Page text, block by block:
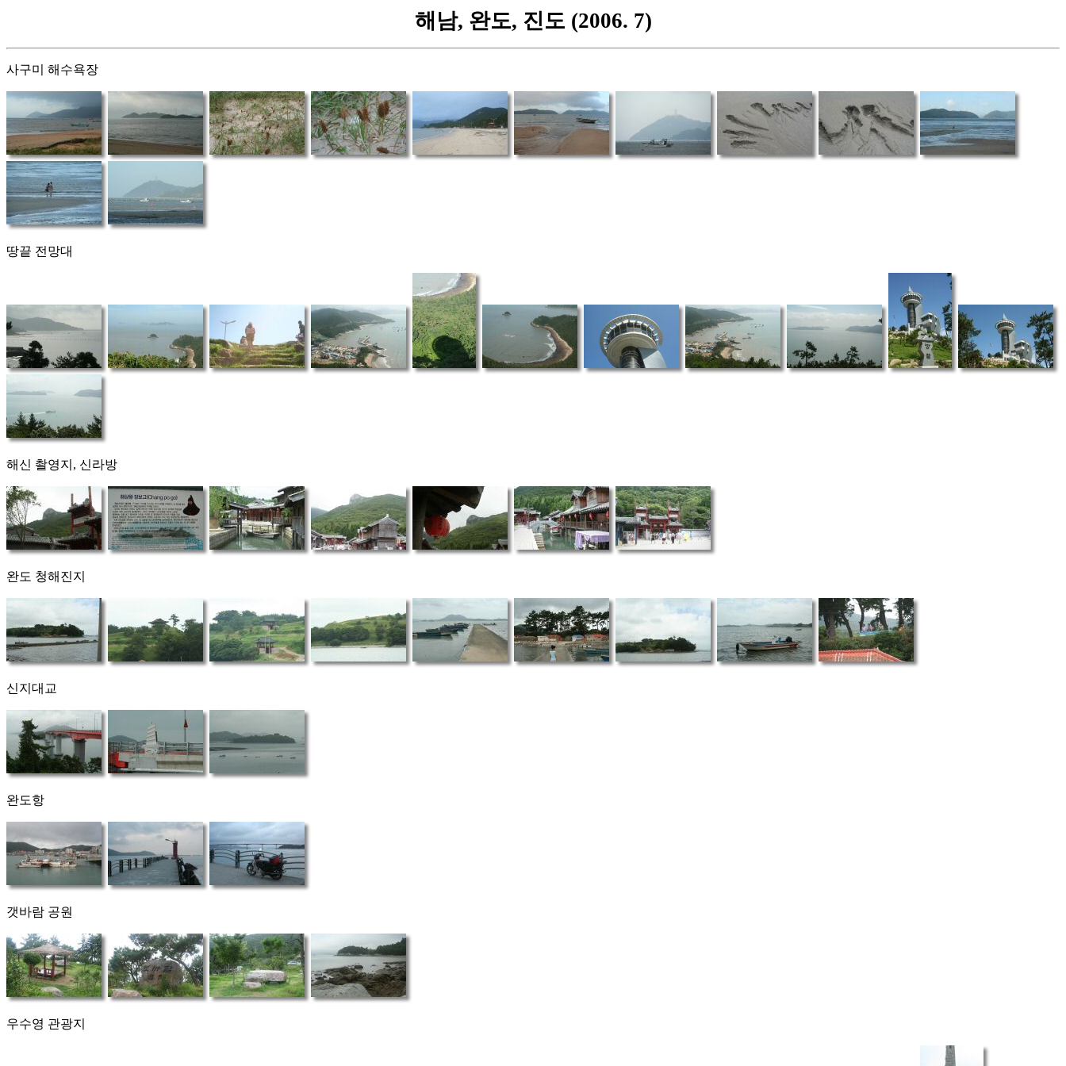
해남, 완도, 진도 (2006. 7)
사구미 해수욕장
땅끝 전망대
해신 촬영지, 신라방
완도 청해진지
신지대교
완도항
갯바람 공원
우수영 관광지